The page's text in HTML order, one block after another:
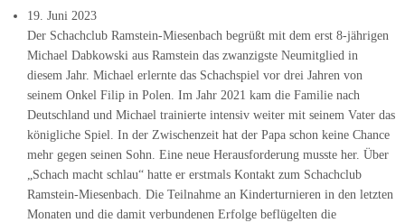
19. Juni 2023
Der Schachclub Ramstein-Miesenbach begrüßt mit dem erst 8-jährigen
Michael Dabkowski aus Ramstein das zwanzigste Neumitglied in
diesem Jahr. Michael erlernte das Schachspiel vor drei Jahren von
seinem Onkel Filip in Polen. Im Jahr 2021 kam die Familie nach
Deutschland und Michael trainierte intensiv weiter mit seinem Vater das
königliche Spiel. In der Zwischenzeit hat der Papa schon keine Chance
mehr gegen seinen Sohn. Eine neue Herausforderung musste her. Über
„Schach macht schlau“ hatte er erstmals Kontakt zum Schachclub
Ramstein-Miesenbach. Die Teilnahme an Kinderturnieren in den letzten
Monaten und die damit verbundenen Erfolge beflügelten die